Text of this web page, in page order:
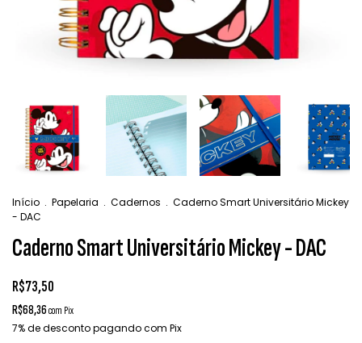
Início . Papelaria . Cadernos . Caderno Smart Universitário Mickey
- DAC
Caderno Smart Universitário Mickey - DAC
R$73,50
R$68,36com Pix
7% de descontopagando com Pix